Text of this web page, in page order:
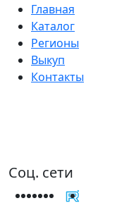
Главная
Каталог
Регионы
Выкуп
Контакты
Соц. сети